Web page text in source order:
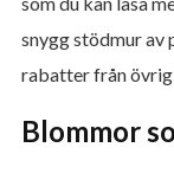
snygg stödmur av
rabatter från
Blommor